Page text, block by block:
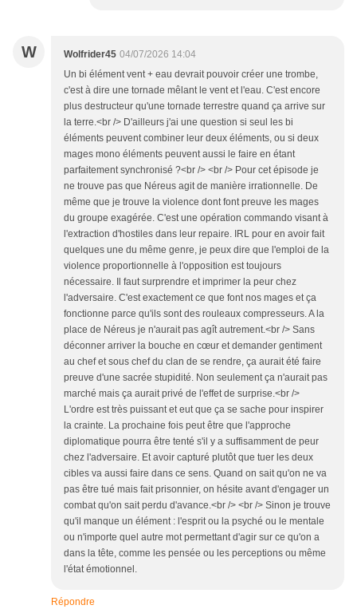
W Wolfrider45 04/07/2026 14:04
Un bi élément vent + eau devrait pouvoir créer une trombe,
c'est à dire une tornade mêlant le vent et l'eau. C'est encore
plus destructeur qu'une tornade terrestre quand ça arrive sur
la terre.<br /> D'ailleurs j'ai une question si seul les bi
éléments peuvent combiner leur deux éléments, ou si deux
mages mono éléments peuvent aussi le faire en étant
parfaitement synchronisé ?<br /> <br /> Pour cet épisode je
ne trouve pas que Néreus agit de manière irrationnelle. De
même que je trouve la violence dont font preuve les mages
du groupe exagérée. C'est une opération commando visant à
l'extraction d'hostiles dans leur repaire. IRL pour en avoir fait
quelques une du même genre, je peux dire que l'emploi de la
violence proportionnelle à l'opposition est toujours
nécessaire. Il faut surprendre et imprimer la peur chez
l'adversaire. C'est exactement ce que font nos mages et ça
fonctionne parce qu'ils sont des rouleaux compresseurs. A la
place de Néreus je n'aurait pas agît autrement.<br /> Sans
déconner arriver la bouche en cœur et demander gentiment
au chef et sous chef du clan de se rendre, ça aurait été faire
preuve d'une sacrée stupidité. Non seulement ça n'aurait pas
marché mais ça aurait privé de l'effet de surprise.<br />
L'ordre est très puissant et eut que ça se sache pour inspirer
la crainte. La prochaine fois peut être que l'approche
diplomatique pourra être tenté s'il y a suffisamment de peur
chez l'adversaire. Et avoir capturé plutôt que tuer les deux
cibles va aussi faire dans ce sens. Quand on sait qu'on ne va
pas être tué mais fait prisonnier, on hésite avant d'engager un
combat qu'on sait perdu d'avance.<br /> <br /> Sinon je trouve
qu'il manque un élément : l'esprit ou la psyché ou le mentale
ou n'importe quel autre mot permettant d'agir sur ce qu'on a
dans la tête, comme les pensée ou les perceptions ou même
l'état émotionnel.
Répondre